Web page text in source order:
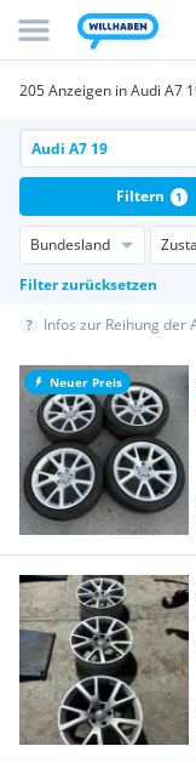
205 Anzeigen in Audi A7
Bundesland
Filter zurücksetzen
Filtern 1
Infos zur Reihung der
Neuer Preis